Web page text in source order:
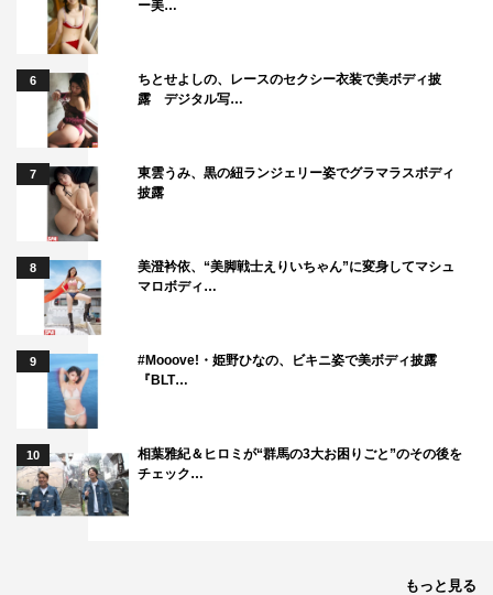
ー美…
6
ちとせよしの、レースのセクシー衣装で美ボディ披
露 デジタル写…
7
東雲うみ、黒の紐ランジェリー姿でグラマラスボディ
披露
8
美澄衿依、“美脚戦士えりいちゃん”に変身してマシュ
マロボディ…
9
#Mooove!・姫野ひなの、ビキニ姿で美ボディ披露
『BLT…
10
相葉雅紀＆ヒロミが“群馬の3大お困りごと”のその後を
チェック…
もっと見る